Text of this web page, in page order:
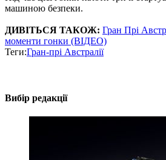
машиною безпеки.
ДИВІТЬСЯ ТАКОЖ: Гран Прі
моменти гонки (ВІДЕО)
Теги:Гран-прі Австралії
Вибір редакції